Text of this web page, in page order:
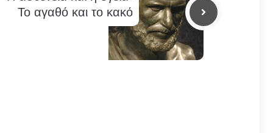
Το αγαθό και το κακό